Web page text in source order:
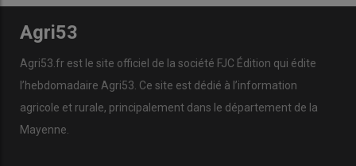
Agri53
Agri53.fr est le site officiel de la société FJC Édition qui édite
l’hebdomadaire Agri53. Ce site est dédié à l’information
agricole et rurale, principalement dans le département de la
Mayenne.